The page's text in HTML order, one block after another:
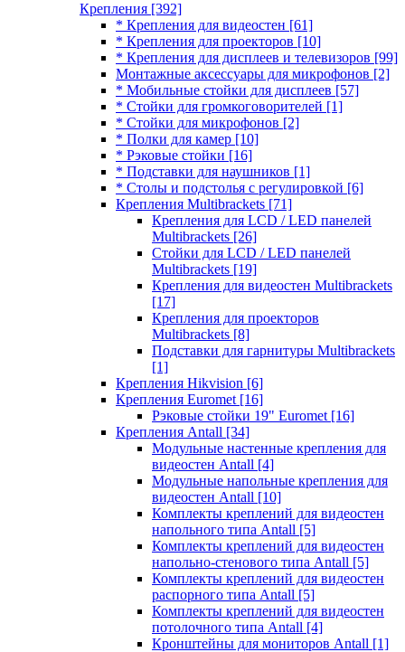
Крепления [392]
* Крепления для видеостен [61]
* Крепления для проекторов [10]
* Крепления для дисплеев и телевизоров [99]
Монтажные аксессуары для микрофонов [2]
* Мобильные стойки для дисплеев [57]
* Стойки для громкоговорителей [1]
* Стойки для микрофонов [2]
* Полки для камер [10]
* Рэковые стойки [16]
* Подставки для наушников [1]
* Столы и подстолья с регулировкой [6]
Крепления Multibrackets [71]
Крепления для LCD / LED панелей
Multibrackets [26]
Стойки для LCD / LED панелей
Multibrackets [19]
Крепления для видеостен Multibrackets
[17]
Крепления для проекторов
Multibrackets [8]
Подставки для гарнитуры Multibrackets
[1]
Крепления Hikvision [6]
Крепления Euromet [16]
Рэковые стойки 19" Euromet [16]
Крепления Antall [34]
Модульные настенные крепления для
видеостен Antall [4]
Модульные напольные крепления для
видеостен Antall [10]
Комплекты креплений для видеостен
напольного типа Antall [5]
Комплекты креплений для видеостен
напольно-стенового типа Antall [5]
Комплекты креплений для видеостен
распорного типа Antall [5]
Комплекты креплений для видеостен
потолочного типа Antall [4]
Кронштейны для мониторов Antall [1]